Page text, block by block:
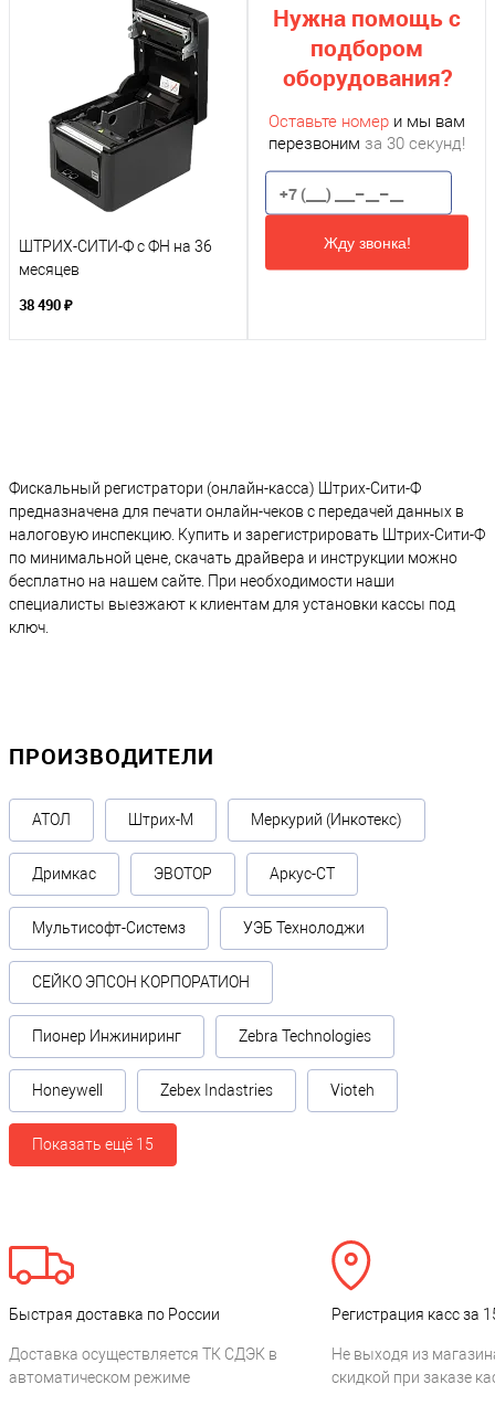
ШТРИХ-СИТИ-Ф с ФН на 36
месяцев
38 490 ₽
Нужна помощь с
подбором
оборудования?
Оставьте номер и мы вам
перезвоним за 30 секунд!
Жду звонка!
Фискальный регистратори (онлайн-касса) Штрих-Сити-Ф
предназначена для печати онлайн-чеков с передачей данных в
налоговую инспекцию. Купить и зарегистрировать Штрих-Сити-Ф
по минимальной цене, скачать драйвера и инструкции можно
бесплатно на нашем сайте. При необходимости наши
специалисты выезжают к клиентам для установки кассы под
ключ.
ПРОИЗВОДИТЕЛИ
АТОЛ Штрих-М Меркурий (Инкотекс)
Дримкас ЭВОТОР Аркус-СТ
Мультисофт-Системз УЭБ Технолоджи
СЕЙКО ЭПСОН КОРПОРАТИОН
Пионер Инжиниринг Zebra Technologies
Honeywell Zebex Indastries Vioteh
Показать ещё 15
Быстрая доставка по России
Доставка осуществляется ТК СДЭК в
автоматическом режиме
Регистрация касс за
Не выходя из
скидкой при заказе